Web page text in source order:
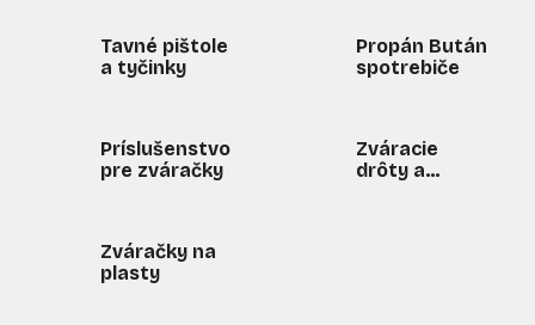
Tavné pištole
a tyčinky
Propán Bután
spotrebiče
Príslušenstvo
pre zváračky
Zváracie
drôty a
Zváračky na
plasty